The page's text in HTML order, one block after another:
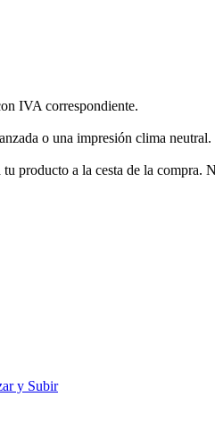
IVA correspondiente.
o una impresión clima
producto a la cesta de la compra.
y Subir